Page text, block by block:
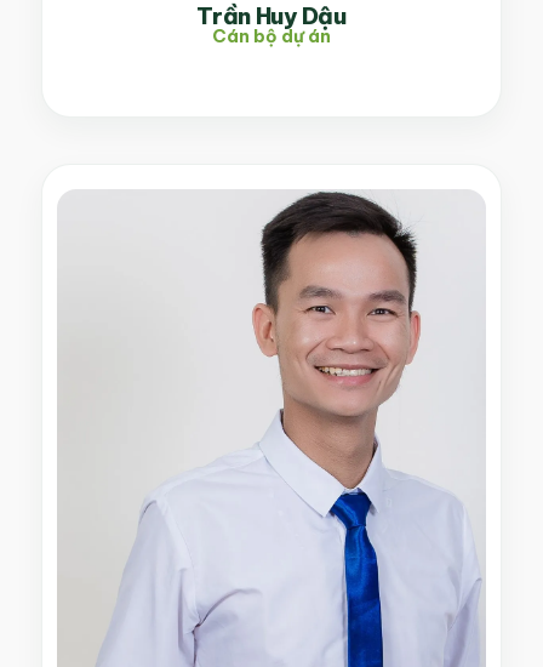
Trần Huy Dậu
Cán bộ dự án